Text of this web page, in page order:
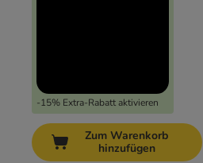
-15% Extra-Rabatt aktivieren
Zum Warenkorb
hinzufügen